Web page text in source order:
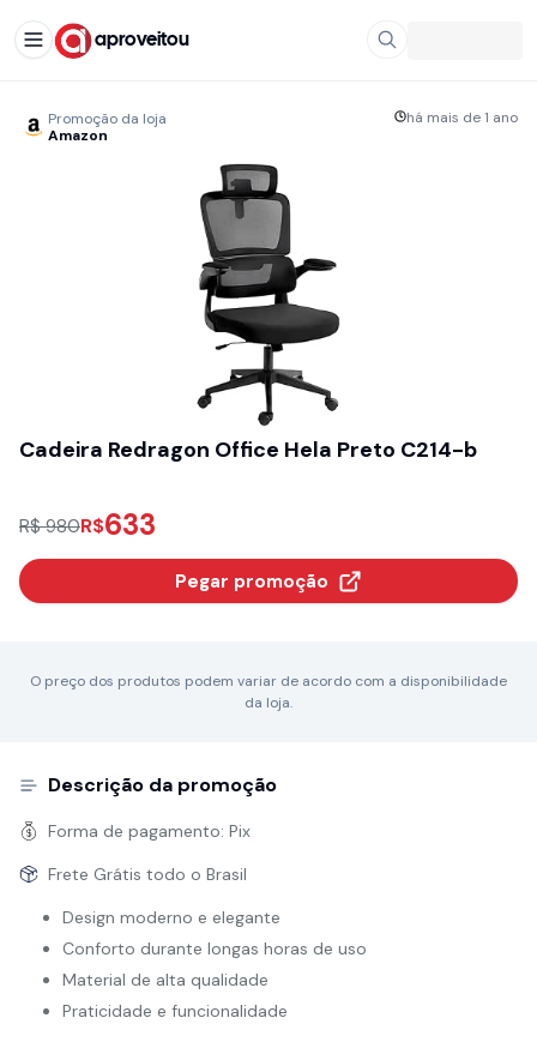
aproveitou
Promoção da loja
Amazon
há mais de 1 ano
Cadeira Redragon Office Hela Preto C214-b
R$ 980R$633
Pegar promoção
O preço dos produtos podem variar de acordo com a disponibilidade
da loja.
Descrição da promoção
Forma de pagamento: Pix
Frete Grátis todo o Brasil
Design moderno e elegante
Conforto durante longas horas de uso
Material de alta qualidade
Praticidade e funcionalidade